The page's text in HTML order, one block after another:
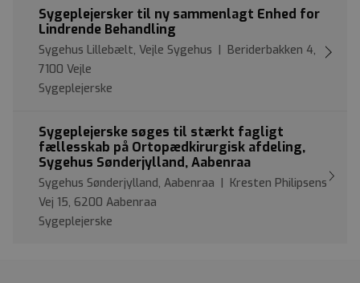
Sygeplejersker til ny sammenlagt Enhed for
Lindrende Behandling
Sygehus Lillebælt, Vejle Sygehus | Beriderbakken 4,
7100 Vejle
Sygeplejerske
Sygeplejerske søges til stærkt fagligt
fællesskab på Ortopædkirurgisk afdeling,
Sygehus Sønderjylland, Aabenraa
Sygehus Sønderjylland, Aabenraa | Kresten Philipsens
Vej 15, 6200 Aabenraa
Sygeplejerske